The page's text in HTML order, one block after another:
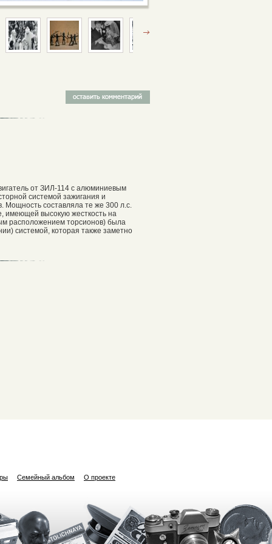
от ЗИЛ-114 с алюминиевым
системой зажигания и
Мощность составляла те же 300 л.с.
имеющей высокую жесткость на
расположением торсионов) была
системой, которая также заметно
Семейный альбом О проекте